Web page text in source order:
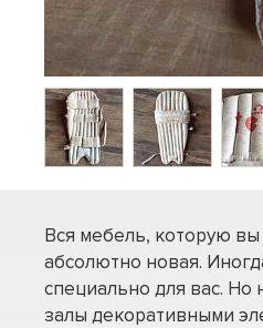
Вся мебель, которую вы
абсолютно новая.
специально для вас.
залы декоративными